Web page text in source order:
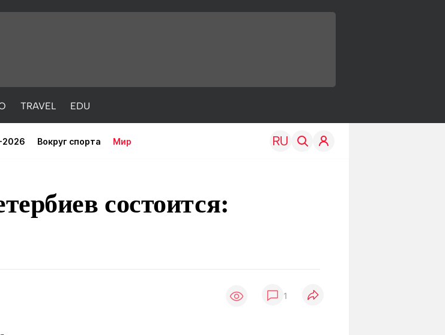
TRAVEL EDU
Вокруг спорта Мир
Путевые
Учебные
состоится:
1